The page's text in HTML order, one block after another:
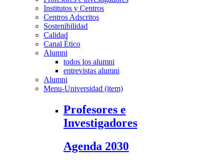
Institutos y Centros
Centros Adscritos
Sostenibilidad
Calidad
Canal Ético
Alumni
todos los alumni
entrevistas alumni
Alumni
Menu-Universidad (item)
Profesores e
Investigadores
Agenda 2030